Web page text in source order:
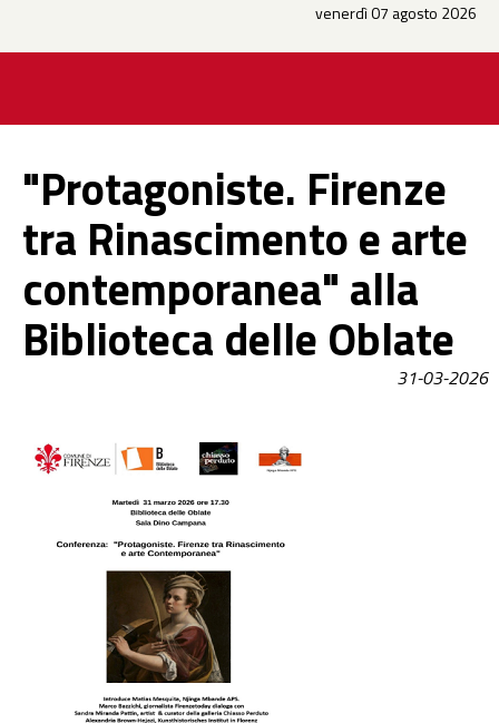
venerdì 07 agosto 2026
"Protagoniste. Firenze
tra Rinascimento e arte
contemporanea" alla
Biblioteca delle Oblate
31-03-2026